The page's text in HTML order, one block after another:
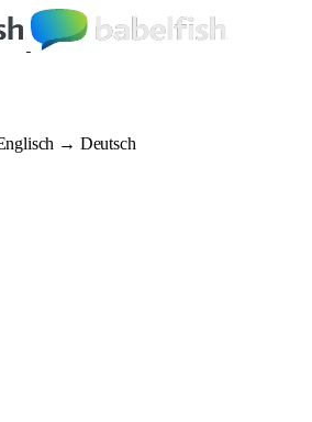
→ Deutsch